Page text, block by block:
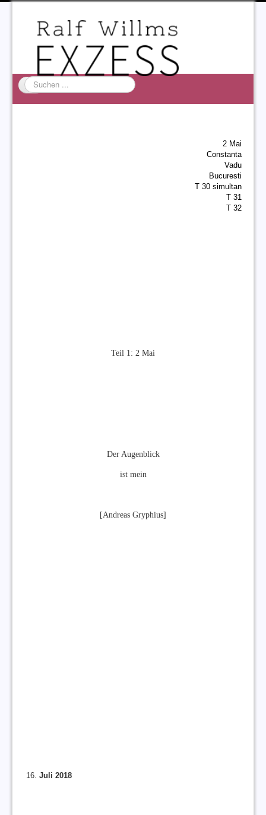
Suchen
...
2 Mai
Constanta
Vadu
Bucuresti
T 30 simultan
T 31
T 32
Teil 1: 2 Mai
Der Augenblick
ist mein
[Andreas Gryphius]
Juli 2018